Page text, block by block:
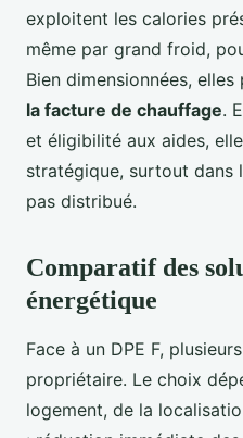
exploitent les calories
même par grand froid,
Bien dimensionnées, elles
la facture de chauffage.
et éligibilité aux aides,
stratégique, surtout dans
pas distribué.
Comparatif des
énergétique
Face à un DPE F,
propriétaire. Le choix
logement, de la